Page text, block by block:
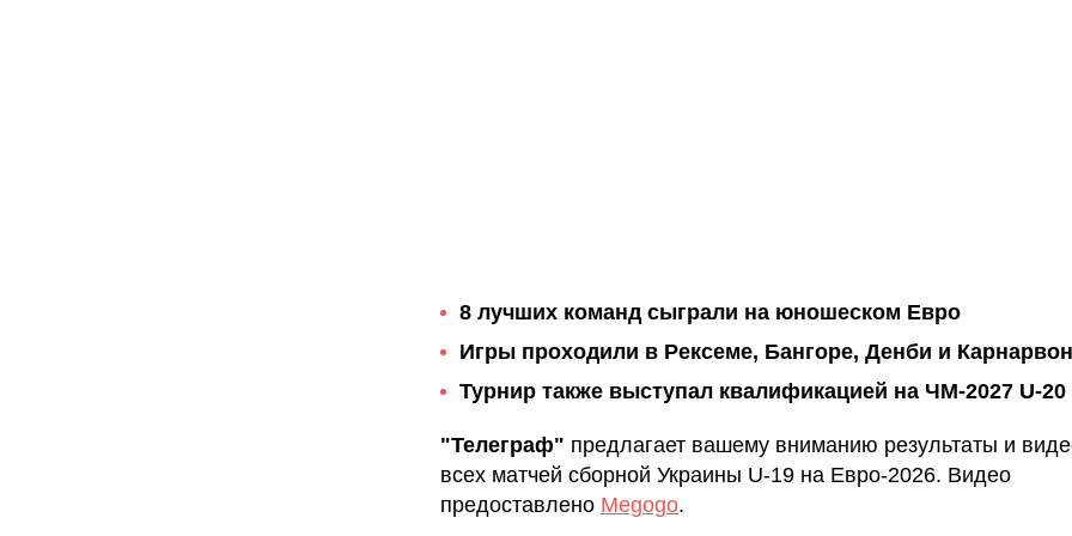
8 лучших команд сыграли на юношеском Евро
Игры проходили в Рексеме, Бангоре, Денби и
Турнир также выступал квалификацией на ЧМ-2027 U-20
"Телеграф" предлагает вашему вниманию результаты и
всех матчей сборной Украины U-19 на Евро-2026. Видео
предоставлено Megogo.